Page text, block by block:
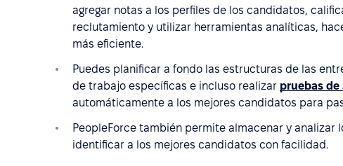
agregar notas a los perfiles de los candidatos,
reclutamiento y utilizar herramientas analíticas,
más eficiente.
Puedes planificar a fondo las estructuras de las
de trabajo específicas e incluso realizar pruebas de
automáticamente a los mejores candidatos para
PeopleForce también permite almacenar y
identificar a los mejores candidatos con facilidad.